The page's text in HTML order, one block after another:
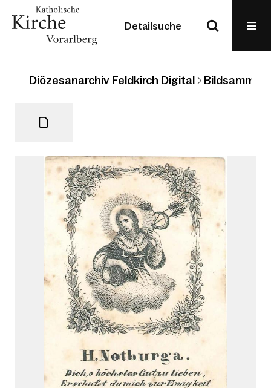
Detailsuche
Diözesanarchiv Feldkirch Digital